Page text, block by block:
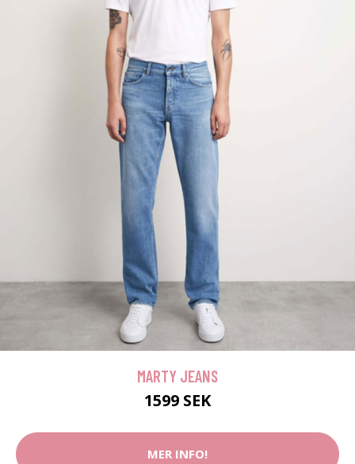
MARTY JEANS
1599 SEK
MER INFO!